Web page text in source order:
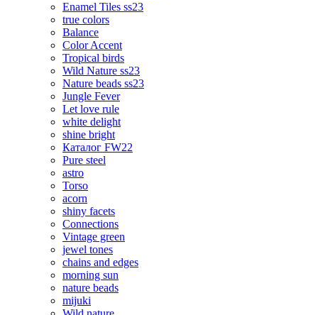
Enamel Tiles ss23
true colors
Balance
Color Accent
Tropical birds
Wild Nature ss23
Nature beads ss23
Jungle Fever
Let love rule
white delight
shine bright
Каталог FW22
Pure steel
astro
Torso
acorn
shiny facets
Connections
Vintage green
jewel tones
chains and edges
morning sun
nature beads
mijuki